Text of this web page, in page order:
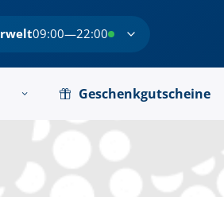
09:00—22:00
Geschenkgutscheine